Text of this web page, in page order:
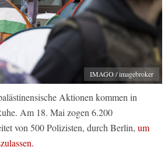
IMAGO / imagebroker
Aktionen kommen in
Am 18. Mai zogen 6.200
von 500 Polizisten, durch Berlin, um